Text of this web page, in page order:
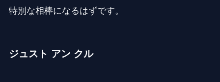
特別な相棒になるはずです。
ジュスト アン クル